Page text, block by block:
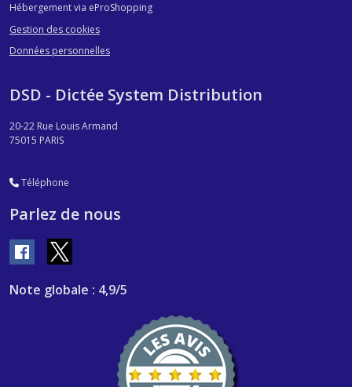
Hébergement via eProShopping
Gestion des cookies
Données personnelles
DSD - Dictée System Distribution
20-22 Rue Louis Armand
75015 PARIS
Téléphone
Parlez de nous
Note globale : 4,9/5